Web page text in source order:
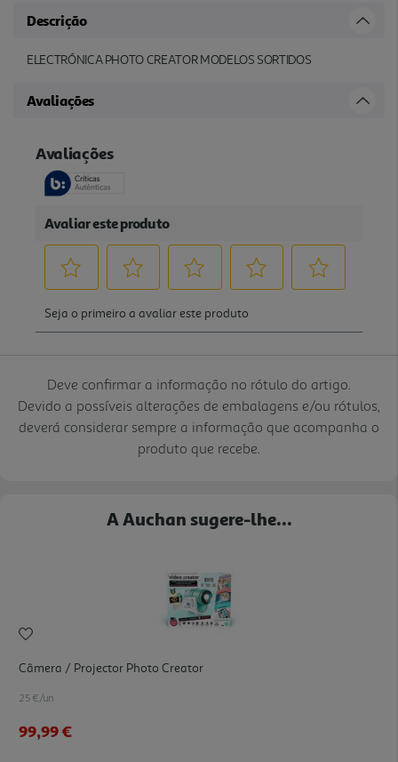
Descrição
ELECTRÓNICA PHOTO CREATOR MODELOS SORTIDOS
Avaliações
Deve confirmar a informação no rótulo do artigo.
Devido a possíveis alterações de embalagens e/ou rótulos,
deverá considerar sempre a informação que acompanha o
produto que recebe.
A Auchan sugere-lhe...
Câmera / Projector Photo Creator
25 €/un
99,99 €